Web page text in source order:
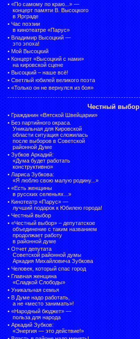
• «По самому по краю...» —
концерт памяти В. Высоцкого
в Ярграде
• Час поэзии
в кинотеатре «Парус»
• Владимир Высоцкий —
это эпоха!
• Мой Высоцкий
• Концерт «Высоцкий с нами»
на кировской сцене
• Высоцкий – наше всё!
• Светлый юбилей великого поэта
• «Только он не вернулся из боя»
Честный выбор
• Гражданин «Вятской Швейцарии»
• Без партийного окраса.
Уникальная для Кировской
области ситуация сложилась
после выборов в Советской
районной Думе
• Зубков Аркадий:
«Дума будет работать
конструктивно»
• Лариса Зубкова:
«Я люблю свою малую родину...»
• «Есть женщины
в русских селеньях...»
• Кинотеатр «Парус» —
лучший подарок к Юбилею города!
• Честный выбор
• «Честный выбор» – депутатское
объединение с таким названием
продолжает работу
в районной думе
• Отчет депутата
Советской районной думы
Аркадия Михайловича Зубкова
• Человек, который спас город
• Главная женщина
«Сладкой Слободы»
• Уникальная семья
• В Думе надо работать,
а не «место занимать»!
• «Народный бюджет» —
польза для народа
• Аркадий Зубков:
«Энергия — это действие!»